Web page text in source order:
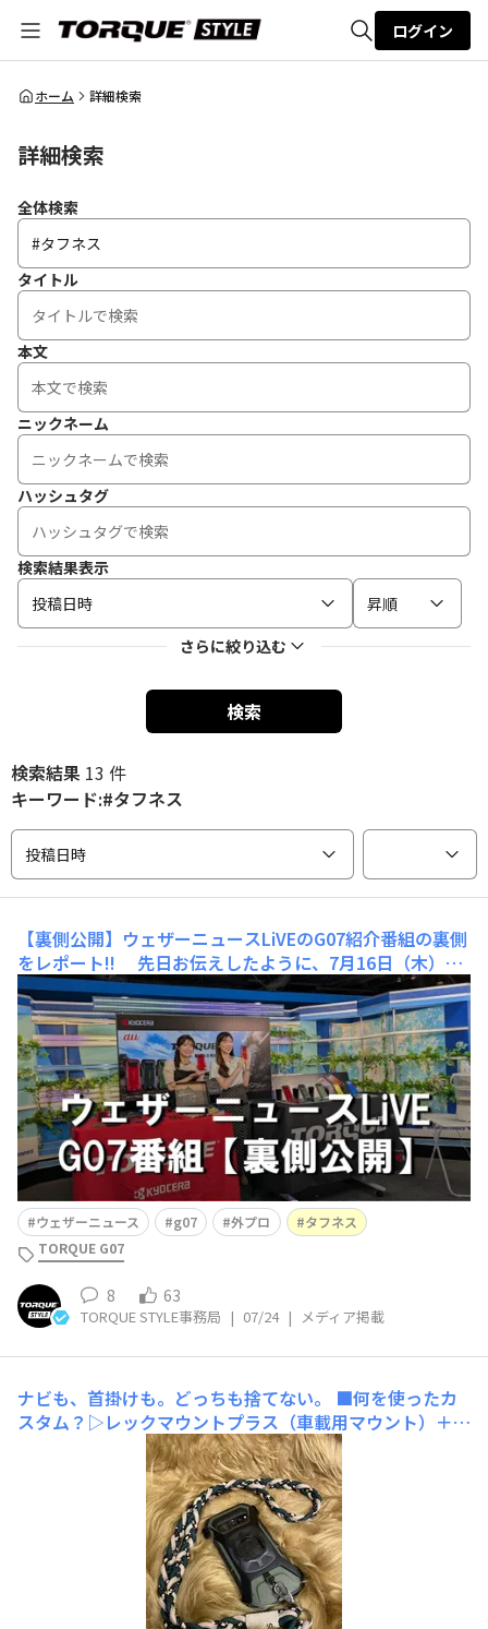
全体検索
ログイン
ホーム 詳細検索
詳細検索
全体検索
タイトル
本文
ニックネーム
ハッシュタグ
検索結果表示
投稿日時
昇順
さらに絞り込む
検索
検索結果 13 件
キーワード:#タフネス
投稿日時
【裏側公開】ウェザーニュースLiVEのG07紹介番組の裏側
をレポート!!
先日お伝えしたように、7月16日（木）20
時～、「ウェザーニュースLiVE」で、TORQUE G07の紹介
番組がライブ配信されました！ ウェザーニュースキャス
ターの小林李衣奈さん、山岸愛梨さんのお二人に、約1時
間にわたり、たっぷりG07の魅力を紹介してもらい、とて
も見応えのある内容だったと思います
ウェザーニュース g07 外プロ
タフネス
TORQUE G07
8 63
TORQUE STYLE事務局 | 07/24 | メディア掲載
ナビも、首掛けも。どっちも捨てない。
■何を使ったカ
スタム？▷レックマウントプラス（車載用マウント）＋ネ
ックストラップを接着固定で一体化■こだわりやおすすめ
ポイントを教えて！▷車ではナビ固定、降りたら首掛け。
どちらも必要なので、レックマウント側にストラップを直
付けして両立。機能優先のカスタムですが、見た目も崩さ
ず無骨にまとまるのがポイン